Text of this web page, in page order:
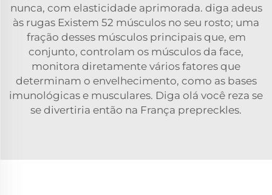
nunca, com elasticidade aprimorada. diga adeus
às rugas Existem 52 músculos no seu rosto; uma
fração desses músculos principais que, em
conjunto, controlam os músculos da face,
monitora diretamente vários fatores que
determinam o envelhecimento, como as bases
imunológicas e musculares. Diga olá você reza se
se divertiria então na França prepreckles.